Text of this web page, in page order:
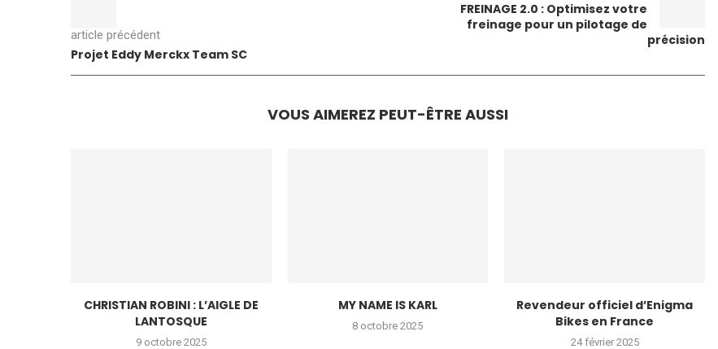
article précédent
Projet Eddy Merckx Team SC
FREINAGE 2.0 : Optimisez votre
freinage pour un pilotage de
précision
VOUS AIMEREZ PEUT-ÊTRE AUSSI
CHRISTIAN ROBINI : L’AIGLE DE
LANTOSQUE
9 octobre 2025
MY NAME IS KARL
8 octobre 2025
Revendeur officiel d’Enigma
Bikes en France
24 février 2025